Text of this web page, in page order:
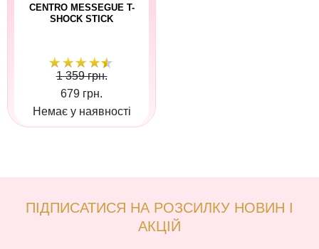
CENTRO MESSEGUE T-
SHOCK STICK
1 359 грн.
679 грн.
Немає у наявності
ПІДПИСАТИСЯ НА РОЗСИЛКУ НОВИН І
АКЦІЙ